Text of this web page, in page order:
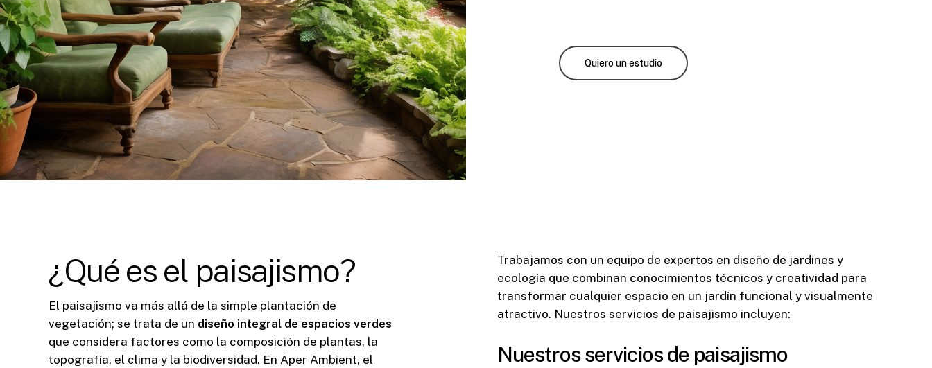
Quiero un estudio
¿Qué es el paisajismo?
El paisajismo va más allá de la simple plantación de
vegetación; se trata de un diseño integral de espacios verdes
que considera factores como la composición de plantas, la
topografía, el clima y la biodiversidad. En Aper Ambient, el
Trabajamos con un equipo de expertos en diseño de jardines y
ecología que combinan conocimientos técnicos y creatividad para
transformar cualquier espacio en un jardín funcional y visualmente
atractivo. Nuestros servicios de paisajismo incluyen:
Nuestros servicios de paisajismo